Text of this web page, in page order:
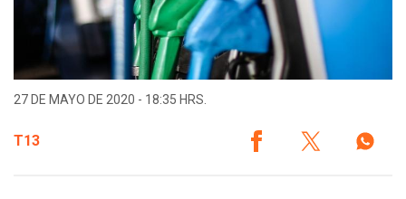
27 DE MAYO DE 2020 - 18:35 HRS.
T13